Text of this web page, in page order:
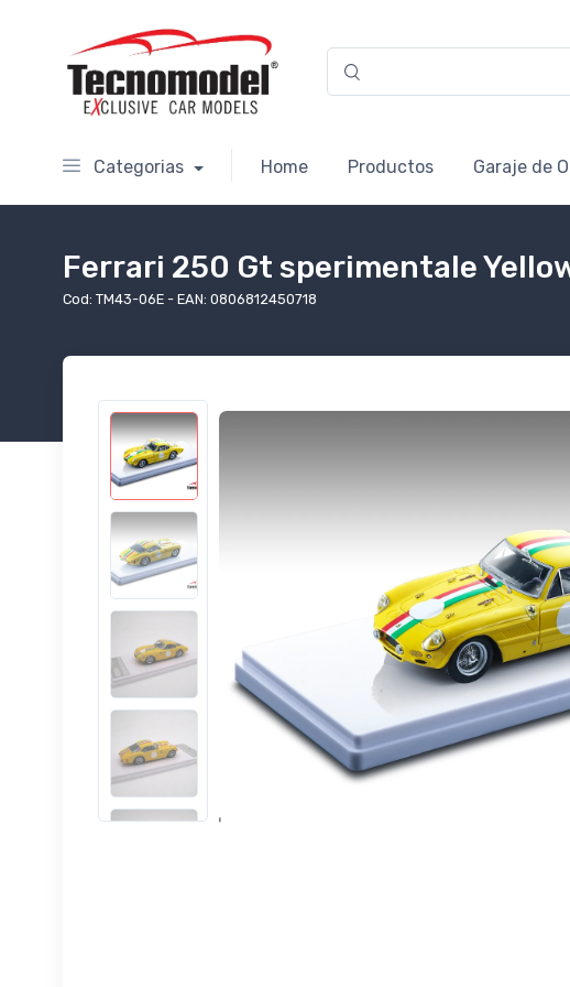
Categorias Home Productos Garaje de
Ferrari 250 Gt sperimentale
Cod: TM43-06E - EAN: 0806812450718